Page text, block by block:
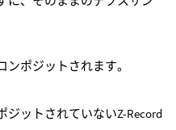
ポジットされます。
ットされていないZ-Record